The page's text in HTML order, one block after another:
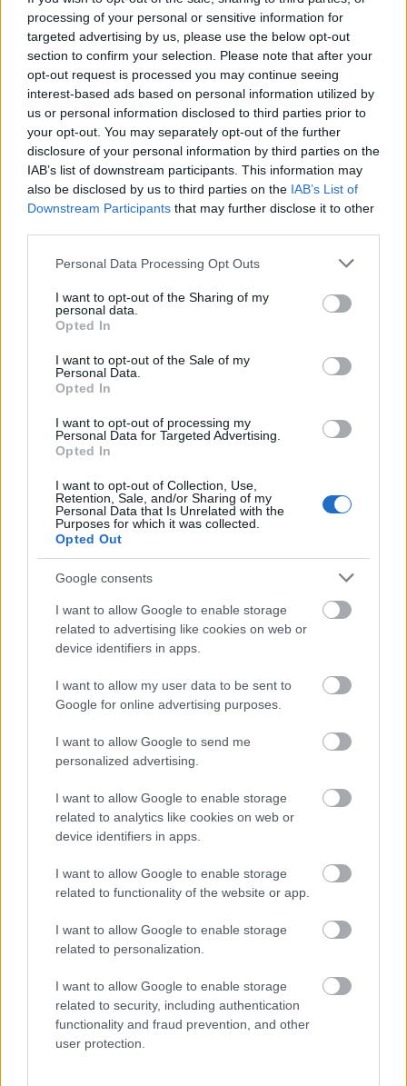
processing of your personal or sensitive information for
targeted advertising by us, please use the below opt-out
section to confirm your selection. Please note that after your
opt-out request is processed you may continue seeing
interest-based ads based on personal information utilized by
us or personal information disclosed to third parties prior to
your opt-out. You may separately opt-out of the further
disclosure of your personal information by third parties on the
IAB’s list of downstream participants. This information may
also be disclosed by us to third parties on the IAB’s List of
Downstream Participants that may further disclose it to other
Please note that this website/app uses one or more Google
not limited to your visit or usage behaviour. You may click to
grant or deny consent to Google and its third-party tags to
use your data for below specified purposes in below Google
consent section.
Personal Data Processing Opt Outs
I want to opt-out of the Sharing of my
personal data.
Opted In
I want to opt-out of the Sale of my
Personal Data.
Opted In
I want to opt-out of processing my
Personal Data for Targeted Advertising.
Opted In
I want to opt-out of Collection, Use,
Retention, Sale, and/or Sharing of my
Personal Data that Is Unrelated with the
Purposes for which it was collected.
Opted Out
Google consents
I want to allow Google to enable storage
related to advertising like cookies on web or
device identifiers in apps.
I want to allow my user data to be sent to
Google for online advertising purposes.
I want to allow Google to send me
personalized advertising.
I want to allow Google to enable storage
related to analytics like cookies on web or
device identifiers in apps.
I want to allow Google to enable storage
related to functionality of the website or app.
I want to allow Google to enable storage
related to personalization.
I want to allow Google to enable storage
related to security, including authentication
functionality and fraud prevention, and other
user protection.
χειρότερο, αγχωτικό, κέντρο εξεταστικό! Έχουν
ευθύνη που τα σχολεία λειτουργούν με ελλείψεις
και κενά, χωρίς κανένα μέτρο για την ασφάλεια
μας.
Τώρα θέλουν να κάνουν το σχολείο μας ακόμη
πιο ανυπόφορο, να μας φέρουν το Εθνικό
Απολυτήριο, δηλαδή Τριπλές Πανελλαδικές σε
κάθε τάξη του Λυκείου και σε όλα τα μαθήματα
και με Τράπεζα Θεμάτων!
Αυτοί που μιλάνε για «Διαλόγους» να ακούσουν
καλά τους μαθητές!
Το Εθνικό Απολυτήριο θα
Δε θέλουμε το Εθνικό Απολυτήριο,
διαχωρίζει ακόμη περισσότερο
με βάση τη
δυνατότητα που έχουν οι οικογένειές μας να
δε θέλουμε τα όνειρά μας για να σπουδάσουμε
στη σχολή που μας αρέσει να μετριούνται σε
! Αυτό είναι άδικο! Δεν θέλουμε όλα μας τα
χρόνια στο σχολείο να είναι παπαγαλία, άγχος και
εξετάσεις. Δε φτάνει που ήδη τρέχουμε από το
πρωί μέχρι το βράδυ σε φροντιστήρια, που δεν
έχουμε ελεύθερο χρόνο ούτε για να πάμε βόλτα με
τους φίλους μας, με το Εθνικό Απολυτήριο θα μας
φορτώσουν κι άλλο άγχος, κι άλλο τρέξιμο για ένα
φροντιστήρια για τις οικογένειες μας. Δηλαδή,
Έχουμε δώσει υπόσχεση:
μας, οι διεκδικήσεις μας, τα όνειρά μας
! Δίκαιο
κέρδους. Δίκαιο είναι να μπορούμε να ζούμε όπως
μας αξίζει τον 21ο αιώνα, να μην τσακίζονται οι
οικογένειές μας στις ατελείωτες ώρες δουλειάς, να
μην περιορίζουμε τις ανάγκες μας στα όρια των
μισθών – χαρτζιλίκι.Δίκαιο είναι να